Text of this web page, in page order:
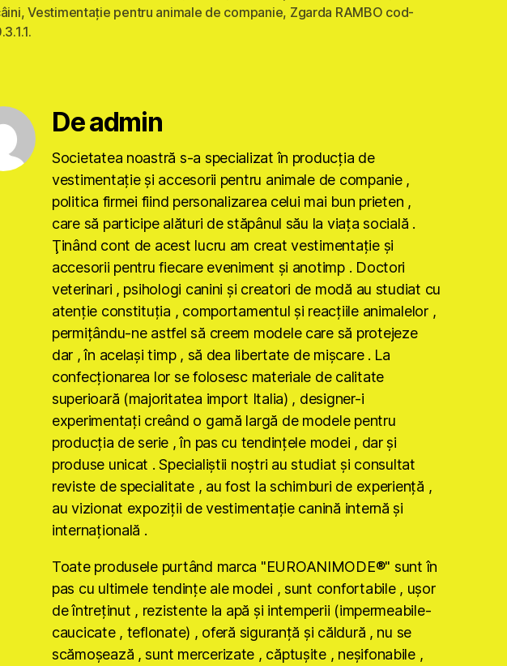
,Vestimentație pentru animale de companie, Zgarda RAMBO cod-
De admin
Societatea noastră s-a specializat în producţia de
vestimentaţie şi accesorii pentru animale de companie ,
politica firmei fiind personalizarea celui mai bun prieten ,
care să participe alături de stăpânul său la viaţa socială .
Ţinând cont de acest lucru am creat vestimentaţie şi
accesorii pentru fiecare eveniment şi anotimp . Doctori
veterinari , psihologi canini şi creatori de modă au studiat cu
atenţie constituţia , comportamentul şi reacţiile animalelor ,
permiţându-ne astfel să creem modele care să protejeze
dar , în acelaşi timp , să dea libertate de mişcare . La
confecţionarea lor se folosesc materiale de calitate
superioară (majoritatea import Italia) , designer-i
experimentaţi creând o gamă largă de modele pentru
producţia de serie , în pas cu tendinţele modei , dar şi
produse unicat . Specialiştii noştri au studiat şi consultat
reviste de specialitate , au fost la schimburi de experienţă ,
au vizionat expoziţii de vestimentaţie canină internă şi
internaţională .
Toate produsele purtând marca "EUROANIMODE®" sunt în
pas cu ultimele tendinţe ale modei , sunt confortabile , uşor
de întreţinut , rezistente la apă şi intemperii (impermeabile-
caucicate , teflonate) , oferă siguranţă şi căldură , nu se
scămoşează , sunt mercerizate , căptuşite , neşifonabile ,